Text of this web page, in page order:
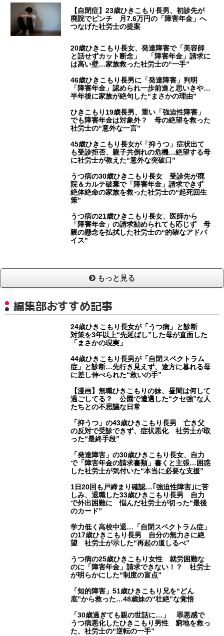
【自閉症】23歳ひきこもり長男、初診先が
廃院でピンチ 月7.6万円の「障害年金」へ
つなげた社労士の提案
20歳ひきこもり長女、発達障害で「美容師
と話せずカット断念」 「障害年金」請求に
は高い壁…家族救った社労士の“一手”
46歳ひきこもり長男に「発達障害」判明
「障害年金」認められ一歩前進と思いきや…
半年後に家族が絶句した“まさかの理由”
ひきこもり19歳長男、重い「強迫性障害」
でも障害年金は対象外？ 母の絶望を救った
社労士の“意外な一言”
45歳ひきこもり長女が「抑うつ」症状出て
も受診拒否、親子共倒れの危機…絶望する母
に社労士が教えた“意外な突破口”
うつ病の30歳ひきこもり長女 受診先が廃
院＆カルテ破棄で「障害年金」請求できず
絶体絶命の家族を救った社労士の“起死回生
策”
うつ病の21歳ひきこもり長女、医師から
「障害年金」の請求勧められても応じず 母
親の懸念を払拭した社労士の“的確なアドバ
イス”
もっと見る
編集部おすすめ記事
24歳ひきこもり長女が「うつ病」と診断
対策を3年以上“先延ばし”した母が直面した
「まさかの現実」
44歳ひきこもり長男が「自閉スペクトラム
症」と診断…先行き見えず、途方に暮れる母
に差し伸べられた“救いの手”
【漫画】無職ひきこもりの妹、昼間は何して
過ごしてる？ 公園で遭遇した“クセ強”な人
たちとの不思議な日常
「抑うつ」の43歳ひきこもり長男 亡き父
の反対で受診できず、症状悪化 社労士が取
った“最終手段”
「発達障害」の30歳ひきこもり長女、自力
で「障害年金の請求書類」書くと主張…困惑
した社労士が気付いた“本当に必要な支援”
1日20回も戸締まり確認…｢強迫性障害｣に苦
しみ、退職した33歳ひきこもり長男 自力
で外出困難に 悩んだ社労士が切った“最後
のカード”
学力低く高校中退…「自閉スペクトラム症」
の17歳ひきこもり長男 自分の無力さに絶
望 社労士が示した“再起の道しるべ”
うつ病の25歳ひきこもり女性 就労困難な
のに「障害年金」請求できない！？ 社労士
が明らかにした“制度の盲点”
「知的障害」51歳ひきこもり兄を“どん
底”から救った…48歳妹の“壮絶”な覚悟
「30歳過ぎても親の世話に…」 罪悪感で
うつ病悪化したひきこもり男性 窮地を救っ
た、社労士の“逆転の一手”